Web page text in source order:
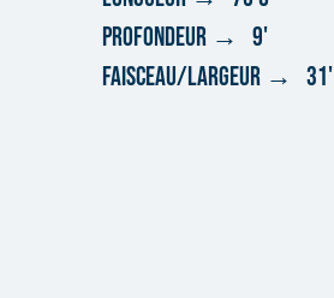
PROFONDEUR → 9'
FAISCEAU/LARGEUR → 31'